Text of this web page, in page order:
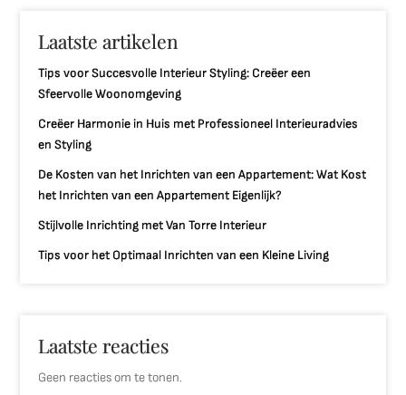
Laatste artikelen
Tips voor Succesvolle Interieur Styling: Creëer een
Sfeervolle Woonomgeving
Creëer Harmonie in Huis met Professioneel Interieuradvies
en Styling
De Kosten van het Inrichten van een Appartement: Wat Kost
het Inrichten van een Appartement Eigenlijk?
Stijlvolle Inrichting met Van Torre Interieur
Tips voor het Optimaal Inrichten van een Kleine Living
Laatste reacties
Geen reacties om te tonen.